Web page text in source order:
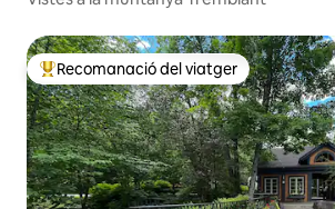
Principals recomanacions dels viatgers
Recomanació del viatger